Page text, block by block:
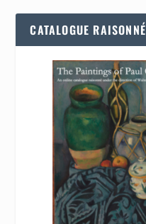
CATALOGUE RAISONNÉ